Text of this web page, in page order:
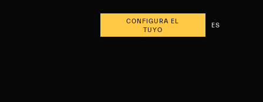
CONFIGURA EL
TUYO
ES